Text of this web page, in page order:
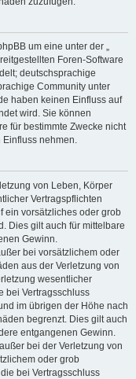
um eine unter der „
Foren-Software
deutschsprachige
Community unter
haben keinen Einfluss auf
wird. Sie können
für bestimmte Zwecke nicht
Einfluss nehmen.
von Leben, Körper
Vertragspflichten
ein vorsätzliches oder grob
Dies gilt auch für mittelbare
Gewinn.
bei vorsätzlichem oder
aus der Verletzung von
wesentlicher
bei Vertragsschluss
im übrigen der Höhe nach
begrenzt. Dies gilt auch
entgangenen Gewinn.
bei der Verletzung von
oder grob
bei Vertragsschluss